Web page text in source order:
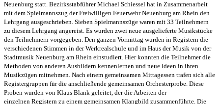
Neuenburg statt. Bezirksstabführer Michael Schiessel hat in Zusammenarbeit
mit dem Spielmannszug der Freiwilligen Feuerwehr Neuenburg am Rhein den
Lehrgang ausgeschrieben. Sieben Spielmannszüge waren mit 33 Teilnehmern
zu diesem Lehrgang angereist. Es wurden zwei neue ausgelieferte Musikstücke
den Teilnehmern vorgegeben. Den ganzen Vormittag wurden in Registern die
verschiedenen Stimmen in der Werkrealschule und im Haus der Musik von der
Stadtmusik Neuenburg am Rhein einstudiert. Hier konnten die Teilnehmer die
Methoden von anderen Ausbildern kennenlernen und neue Ideen in ihren
Musikzügen mitnehmen. Nach einem gemeinsamen Mittagessen trafen sich alle
Registergruppen für die anschließende gemeinsamen Orchesterprobe. Diese
Proben wurden von Klaus Blank geleitet, der die Arbeiten der
einzelnen Registern zu einem gemeinsamen Klangbild zusammenführte. Die